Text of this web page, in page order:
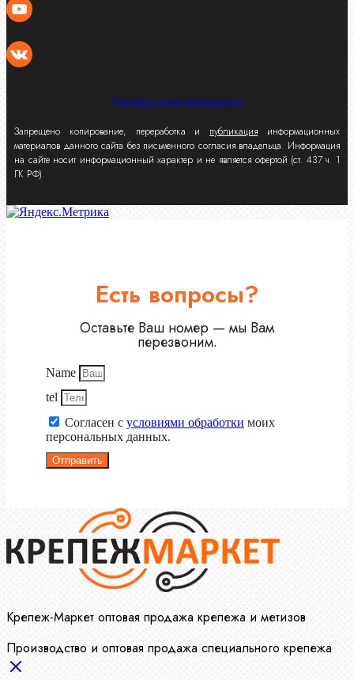
Политика конфиденциальности
Запрещено копирование, переработка и публикация информационных
материалов данного сайта без письменного согласия владельца. Информация
на сайте носит информационный характер и не является офертой (ст. 437 ч. 1
ГК РФ).
Есть вопросы?
Оставьте Ваш номер — мы Вам
перезвоним.
Name
tel
Согласен с условиями обработки моих
персональных данных.
Отправить
Крепеж-Маркет оптовая продажа крепежа и метизов
Производство и оптовая продажа специального крепежа